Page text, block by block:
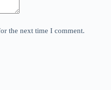
the next time I comment.